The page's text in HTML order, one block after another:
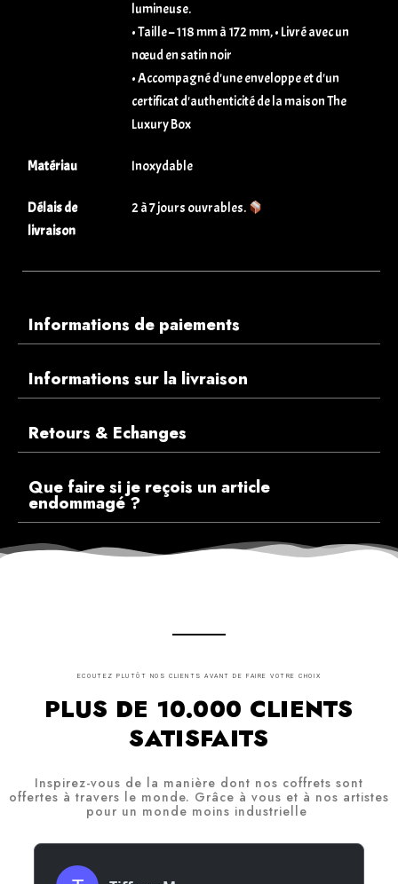
lumineuse.
• Taille – 118 mm à 172 mm, • Livré avec un
nœud en satin noir
• Accompagné d'une enveloppe et d'un
certificat d'authenticité de la maison The
Luxury Box
Matériau Inoxydable
Délais de
livraison
2 à 7 jours ouvrables.
Informations de paiements
Informations sur la livraison
Retours & Echanges
Que faire si je reçois un article
endommagé ?
ECOUTEZ PLUTÔT NOS CLIENTS AVANT DE FAIRE VOTRE CHOIX
PLUS DE 10.000 CLIENTS
SATISFAITS
Inspirez-vous de la manière dont nos coffrets sont
offertes à travers le monde. Grâce à vous et à nos artistes
pour un monde moins industrielle